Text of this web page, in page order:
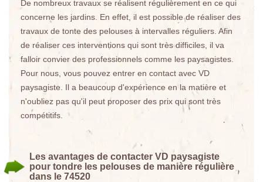
De nombreux travaux se réalisent régulièrement en ce qui
concerne les jardins. En effet, il est possible de réaliser des
travaux de tonte des pelouses à intervalles réguliers. Afin
de réaliser ces interventions qui sont très difficiles, il va
falloir convier des professionnels comme les paysagistes.
Pour nous, vous pouvez entrer en contact avec VD
paysagiste. Il a beaucoup d'expérience en la matière et
n'oubliez pas qu'il peut proposer des prix qui sont très
compétitifs.
Les avantages de contacter VD paysagiste
pour tondre les pelouses de manière régulière
dans le 74520